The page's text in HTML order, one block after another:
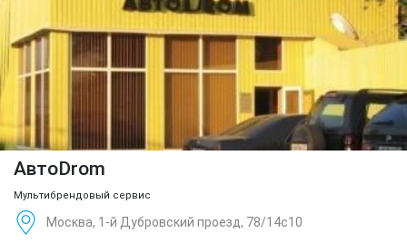
АвтоDrom
Мультибрендовый сервис
Москва, 1-й Дубровский проезд, 78/14с10